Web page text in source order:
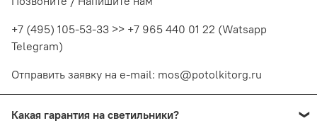
+7 (495) 105-53-33 >> +7 965 440 01 22 (Watsapp
Telegram)
Отправить заявку на e-mail: mos@potolkitorg.ru
Какая гарантия на светильники?